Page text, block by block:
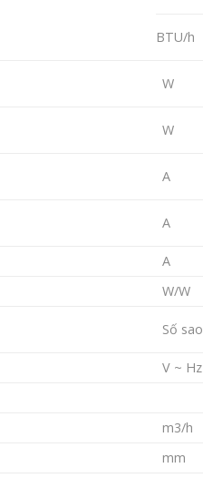
BTU/h
W
W
A
A
A
W/W
Số sao
V ~ Hz
m3/h
mm